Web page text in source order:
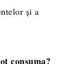
și a
consuma?